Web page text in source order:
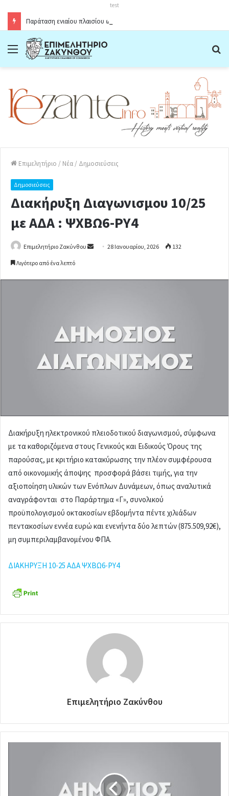
test
Menu
Επιμελητήριο / Νέα / Δημοσιεύσεις
Δημοσιεύσεις
Διακήρυξη Διαγωνισμου 10/25
με AΔA : ΨΧΒΩ6-ΡΥ4
Επιμελητήριο Ζακύνθου
m
i
l
28 Ιανουαρίου, 2026 132
Λιγότερο από ένα λεπτό
Διακήρυξη ηλεκτρονικού πλειοδοτικού διαγωνισμού, σύμφωνα
με τα καθοριζόμενα στους Γενικούς και Ειδικούς Όρους της
παρούσας, με κριτήριο κατακύρωσης την πλέον συμφέρουσα
από οικονομικής άποψης προσφορά βάσει τιμής, για την
αξιοποίηση υλικών των Ενόπλων Δυνάμεων, όπως αναλυτικά
αναγράφονται στο Παράρτημα «Γ», συνολικού
προϋπολογισμού οκτακοσίων εβδομήντα πέντε χιλιάδων
πεντακοσίων εννέα ευρώ και ενενήντα δύο λεπτών (875.509,92€),
μη συμπεριλαμβανομένου ΦΠΑ.
ΔΙΑΚΗΡΥΞΗ 10-25 ΑΔΑ ΨΧΒΩ6-ΡΥ4
Επιμελητήριο Ζακύνθου